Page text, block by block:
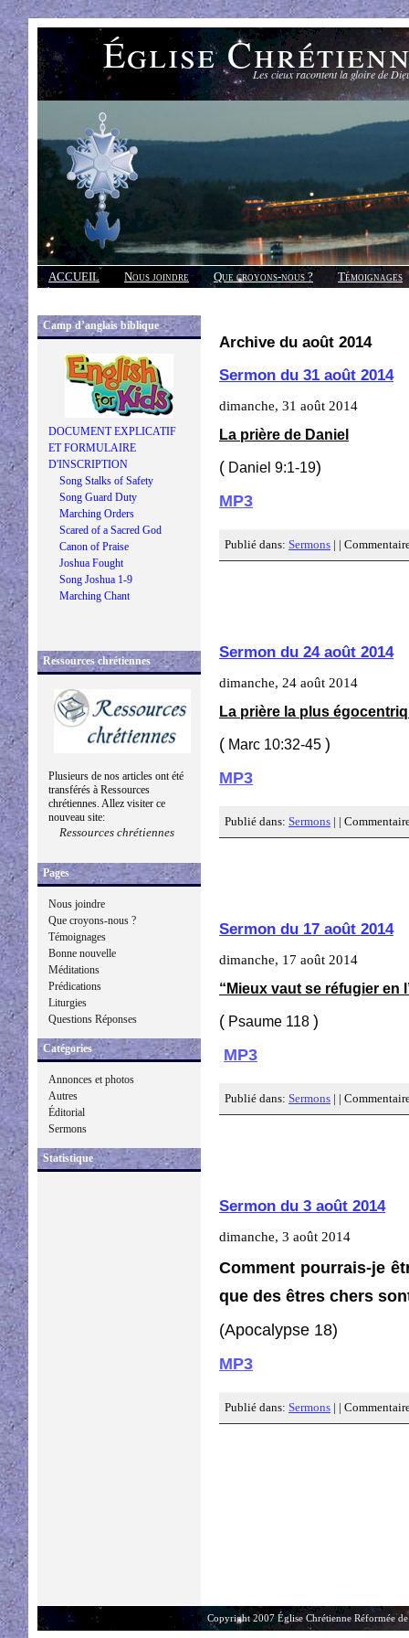
Église Les cieux racontent la gloire de
ACCUEIL Nous joindre Que croyons-nous ?
Témoignages
Réponses
Camp d’anglais biblique
DOCUMENT EXPLICATIF
ET FORMULAIRE
D'INSCRIPTION
Song Stalks of Safety
Song Guard Duty
Marching Orders
Scared of a Sacred God
Canon of Praise
Joshua Fought
Song Joshua 1-9
Marching Chant
Ressources chrétiennes
Plusieurs de nos articles ont été
transférés à Ressources
chrétiennes. Allez visiter ce
nouveau site:
Ressources chrétiennes
Pages
Nous joindre
Que croyons-nous ?
Témoignages
Bonne nouvelle
Méditations
Prédications
Liturgies
Questions Réponses
Catégories
Annonces et photos
Autres
Éditorial
Sermons
Statistique
Archive du août 2014
Sermon du 31 août 2014
dimanche, 31 août 2014
La prière de Daniel
( Daniel 9:1-19)
MP3
Publié dans: Sermons | |
Sermon du 24 août 2014
dimanche, 24 août 2014
La prière la plus
( Marc 10:32-45 )
MP3
Publié dans: Sermons | |
Sermon du 17 août 2014
dimanche, 17 août 2014
“Mieux vaut se réfugier en
( Psaume 118 )
MP3
Publié dans: Sermons | |
Sermon du 3 août 2014
dimanche, 3 août 2014
Comment pourrais-je
que des êtres chers
(Apocalypse 18)
MP3
Publié dans: Sermons | |
Copyright 2007 Église Chrétienne Réformée